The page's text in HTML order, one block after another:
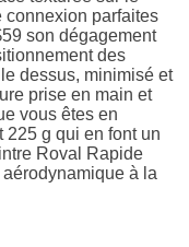
connexion parfaites
son dégagement
des
dessus, minimisé et
prise en main et
vous êtes en
225 g qui en font un
Roval Rapide
à la